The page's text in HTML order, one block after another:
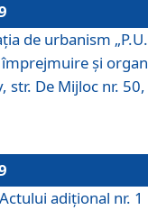
de urbanism
și
str. De Mijloc nr.
adiţional nr.